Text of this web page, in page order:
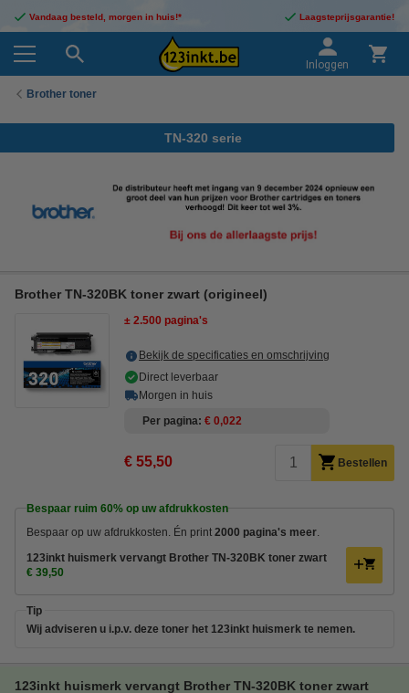
Vandaag besteld, morgen in huis!* Laagsteprijsgarantie!
Inloggen
Brother toner
TN-320 serie
Brother TN-320BK toner zwart (origineel)
± 2.500 pagina's
Bekijk de specificaties en omschrijving
Direct leverbaar
Morgen in huis
Per pagina € 0,022
€ 55,50 Bestellen
Bespaar ruim 60% op uw afdrukkosten
Bespaar op uw afdrukkosten. Én print 2000 pagina's meer
123inkt huismerk vervangt Brother TN-320BK toner zwart
€ 39,50
Tip
Wij adviseren u i.p.v. deze toner het 123inkt huismerk te nemen.
123inkt huismerk vervangt Brother TN-320BK toner zwart